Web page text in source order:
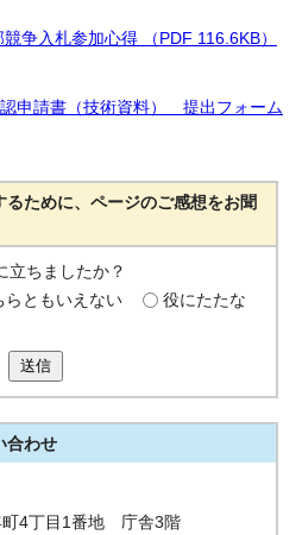
争入札参加心得 （PDF 116.6KB）
申請書（技術資料） 提出フォーム
るために、ページのご感想をお聞
立ちましたか？
らともいえない
役にたたな
送信
合わせ
4丁目1番地 庁舎3階